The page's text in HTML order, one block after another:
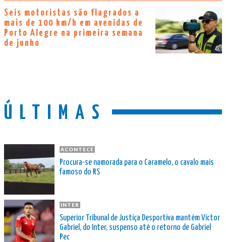
Seis motoristas são flagrados a
mais de 100 km/h em avenidas de
Porto Alegre na primeira semana
de junho
ÚLTIMAS
ACONTECE
Procura-se namorada para o Caramelo, o cavalo mais
famoso do RS
INTER
Superior Tribunal de Justiça Desportiva mantém Victor
Gabriel, do Inter, suspenso até o retorno de Gabriel
Pec